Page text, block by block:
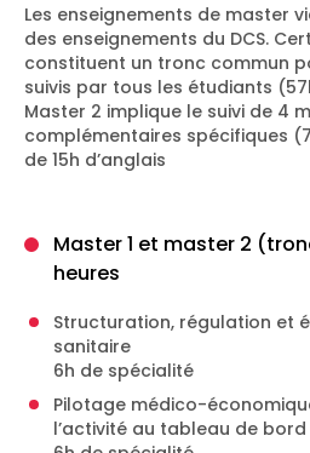
Les enseignements de master
des enseignements du DCS.
constituent un tronc commun
suivis par tous les étudiants
Master 2 implique le suivi de 4
complémentaires spécifiques
de 15h d’anglais
Master 1 et master 2
heures
Structuration, régulation et
sanitaire
6h de spécialité
Pilotage médico-
l’activité au tableau de bord